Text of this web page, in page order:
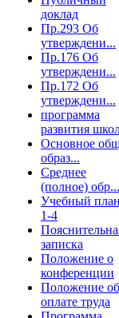
доклад
Пр.293 Об
утверждени...
Пр.176 Об
утверждени...
Пр.172 Об
утверждени...
программа
развития
Основное
образ...
Среднее
(полное) обр...
Учебный план
1-4
записка
Положение о
конференции
Положение об
оплате труда